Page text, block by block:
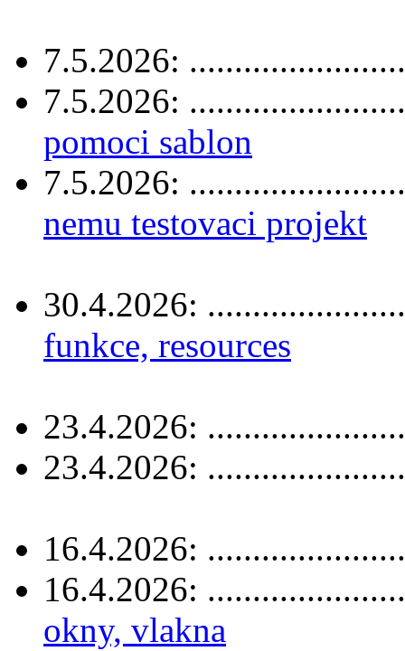
7.5.2026:
7.5.2026:
pomoci sablon
7.5.2026:
nemu testovaci projekt
30.4.2026:
funkce, resources
23.4.2026:
23.4.2026:
16.4.2026:
16.4.2026:
okny, vlakna